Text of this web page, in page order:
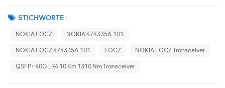
STICHWORTE :
NOKIA FOCZ NOKIA 474335A.101
NOKIA FOCZ 474335A.101 FOCZ NOKIA FOCZ Transceiver
QSFP+ 40G LR4 10 Km 1310 Nm Transceiver